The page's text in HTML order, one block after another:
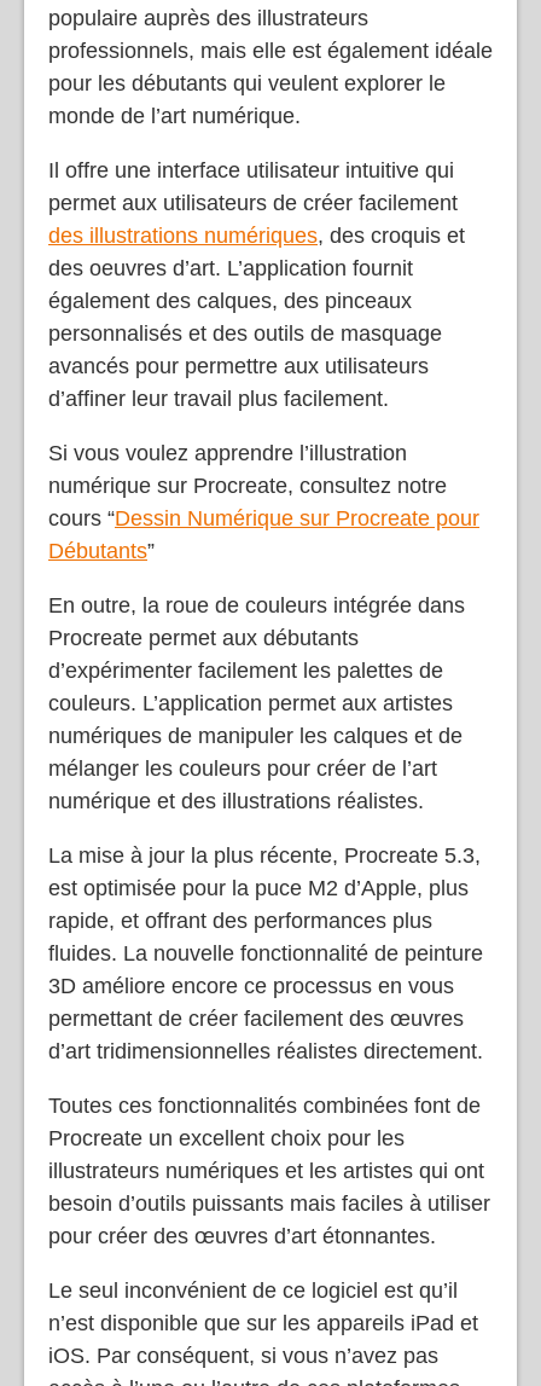
votre chef-d’œuvre. Non seulement elle est
populaire auprès des illustrateurs
professionnels, mais elle est également idéale
pour les débutants qui veulent explorer le
monde de l’art numérique.
Il offre une interface utilisateur intuitive qui
permet aux utilisateurs de créer facilement
des illustrations numériques, des croquis et
des oeuvres d’art. L’application fournit
également des calques, des pinceaux
personnalisés et des outils de masquage
avancés pour permettre aux utilisateurs
d’affiner leur travail plus facilement.
Si vous voulez apprendre l’illustration
numérique sur Procreate, consultez notre
cours “Dessin Numérique sur Procreate pour
Débutants”
En outre, la roue de couleurs intégrée dans
Procreate permet aux débutants
d’expérimenter facilement les palettes de
couleurs. L’application permet aux artistes
numériques de manipuler les calques et de
mélanger les couleurs pour créer de l’art
numérique et des illustrations réalistes.
La mise à jour la plus récente, Procreate 5.3,
est optimisée pour la puce M2 d’Apple, plus
rapide, et offrant des performances plus
fluides. La nouvelle fonctionnalité de peinture
3D améliore encore ce processus en vous
permettant de créer facilement des œuvres
d’art tridimensionnelles réalistes directement.
Toutes ces fonctionnalités combinées font de
Procreate un excellent choix pour les
illustrateurs numériques et les artistes qui ont
besoin d’outils puissants mais faciles à utiliser
pour créer des œuvres d’art étonnantes.
Le seul inconvénient de ce logiciel est qu’il
n’est disponible que sur les appareils iPad et